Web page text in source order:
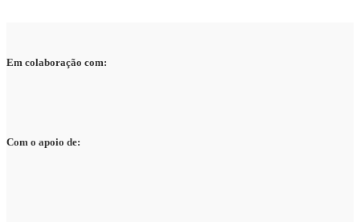
Em colaboração com:
Com o apoio de: